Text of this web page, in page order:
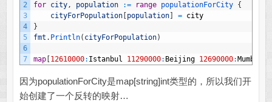
2
3
4
5
6
7
for city, population := range populationForCity {
cityForPopulation[ population] = city
}
fmt . Println( cityForPopulation)
map[ 12610000: Istanbul 11290000: Beijing 12690000: Mumbai
因为populationForCity是map[string]int类型的，所以我们开
始创建了一个反转的映射…